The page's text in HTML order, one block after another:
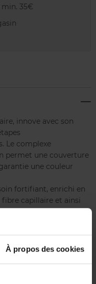
À propos des cookies
35€
innove avec son
Le complexe
permet une couverture
une couleur
fortifiant, enrichi en
fibre capillaire et ainsi
en PREBIOTIQUES, le
et rééquilibre le
cuir chevelu grâce à